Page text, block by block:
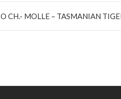
articoli
CH.- MOLLE – TASMANIAN